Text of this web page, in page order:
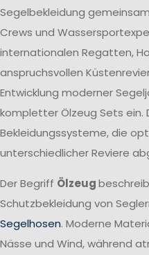
Segelbekleidung
Crews und
internationalen Regatten,
anspruchsvollen
Entwicklung moderner
kompletter Ölzeug Sets ein.
Bekleidungssysteme, die
unterschiedlicher Reviere
Der Begriff Ölzeug
Schutzbekleidung von
Segelhosen. Moderne
Nässe und Wind, während